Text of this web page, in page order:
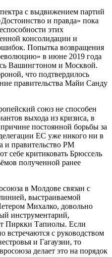
с выдвижением партий
и правда» пока
этих
консолидации и
Попытка возвращения
в июне 2019 года
Вашингтоном и Москвой.
что подтвердилось
правительства Майи Санду
союз не способен
выхода из кризиса, в
постоянной борьбы за
ЕС уже никого ни в
и правительство РМ
себе критиковать Брюссель
полученной ранее
в Молдове связан с
выстраиваемой
Михалко, довольно
инструментарий,
Пиркки Тапиолы. Если
с руководством
и Гагаузии, то
делает это на порядок